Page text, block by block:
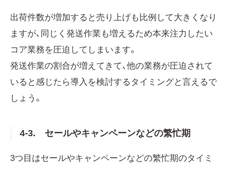
出荷件数が増加すると売り上げも比例して大きくなり
ますが、同じく発送作業も増えるため本来注力したい
コア業務を圧迫してしまいます。
発送作業の割合が増えてきて、他の業務が圧迫されて
いると感じたら導入を検討するタイミングと言えるで
しょう。
4-3. セールやキャンペーンなどの繁忙期
3つ目はセールやキャンペーンなどの繁忙期のタイミ